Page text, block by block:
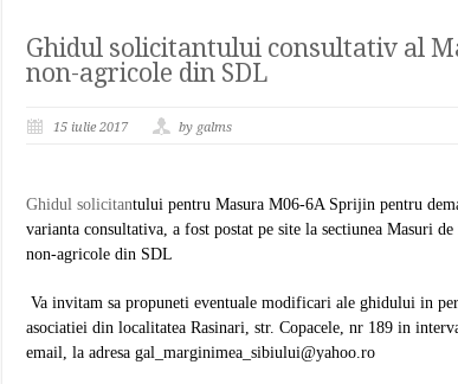
Ghidul solicitantului consultativ al
non-agricole din SDL
15 iulie 2017 by galms
Ghidul solicitantului pentru Masura M06-6A Sprijin pentru
varianta consultativa, a fost postat pe site la sectiunea Masuri
non-agricole din SDL
Va invitam sa propuneti eventuale modificari ale ghidului in
asociatiei din localitatea Rasinari, str. Copacele, nr 189 in
email, la adresa gal_marginimea_sibiului@yahoo.ro